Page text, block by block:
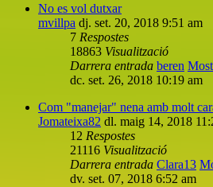
No es vol dutxar
mvillpa dj. set. 20, 2018 9:51 am
7 Respostes
18863 Visualització
Darrera entrada beren
dc. set. 26, 2018 10:19 am
Com "manejar" nena amb molt
Jomateixa82 dl. maig 14, 2018
12 Respostes
21116 Visualització
Darrera entrada Clara13
dv. set. 07, 2018 6:52 am